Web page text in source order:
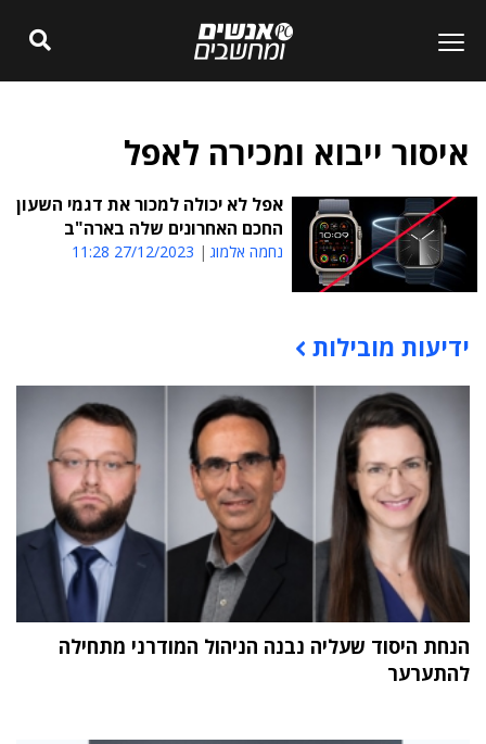
איסור ייבוא ומכירה לאפל
אפל לא יכולה למכור את דגמי השעון
החכם האחרונים שלה בארה"ב
נחמה אלמוג 27/12/2023 11:28
תוכן פרסומי
ידיעות מובילות
הנחת היסוד שעליה נבנה הניהול המודרני מתחילה
להתערער